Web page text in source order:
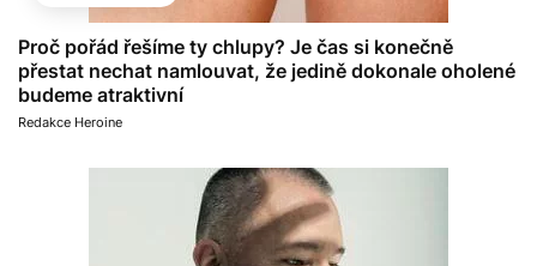
Proč pořád řešíme ty chlupy? Je čas si konečně
přestat nechat namlouvat, že jedině dokonale oholené
budeme atraktivní
Redakce Heroine